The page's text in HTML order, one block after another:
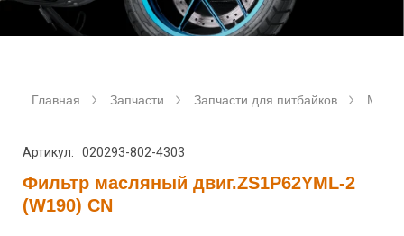
Главная Запчасти Запчасти для питбайков Мотор
Артикул: 020293-802-4303
Фильтр масляный двиг.ZS1P62YML-2
(W190) CN